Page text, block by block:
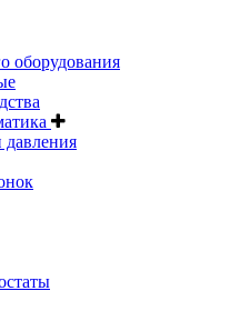
оборудования
давления